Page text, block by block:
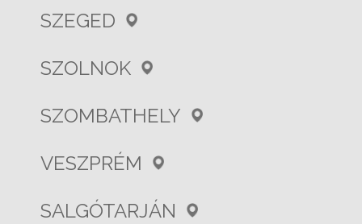
SZEGED
SZOLNOK
SZOMBATHELY
VESZPRÉM
SALGÓTARJÁN